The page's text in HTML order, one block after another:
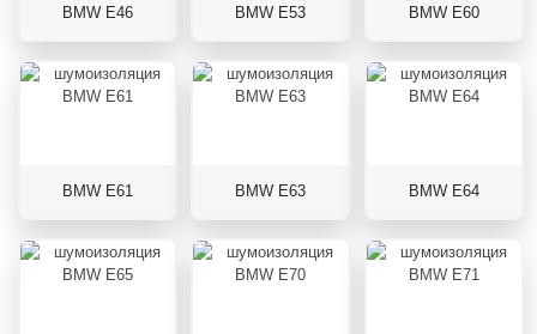
BMW E46 BMW E53 BMW E60
BMW E61 BMW E63 BMW E64